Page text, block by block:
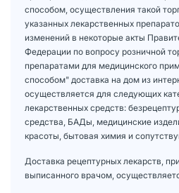
способом, осуществления такой
указанных лекарственных
изменений в некоторые акты
Федерации по вопросу розничной
препаратами для медицинского
способом" доставка на дом из
осуществляется для следующих
лекарственных средств:
средства, БАДы, медицинские
красоты, бытовая химия и
Доставка рецептурных лекарств,
выписанного врачом,